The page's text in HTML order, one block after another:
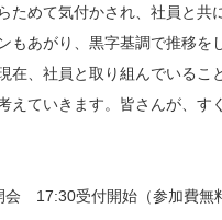
ためて気付かされ、社員と
もあがり、黒字基調で推移を
在、社員と取り組んでいる
えていきます。皆さんが、す
17:30受付開始（参加費無